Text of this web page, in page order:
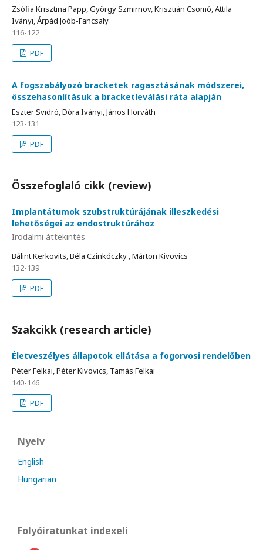
Zsófia Krisztina Papp, György Szmirnov, Krisztián Csomó, Attila
Iványi, Árpád Joób-Fancsaly
116-122
PDF
A fogszabályozó bracketek ragasztásának módszerei,
összehasonlításuk a bracketleválási ráta alapján
Eszter Svidró, Dóra Iványi, János Horváth
123-131
PDF
Összefoglaló cikk (review)
Implantátumok szubstruktúrájának illeszkedési
lehetőségei az endostruktúrához
Irodalmi áttekintés
Bálint Kerkovits, Béla Czinkóczky , Márton Kivovics
132-139
PDF
Szakcikk (research article)
Életveszélyes állapotok ellátása a fogorvosi rendelőben
Péter Felkai, Péter Kivovics, Tamás Felkai
140-146
PDF
Nyelv
English
Hungarian
Folyóiratunkat indexeli